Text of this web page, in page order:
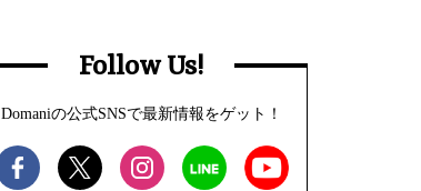
Follow Us!
Domaniの公式SNSで最新情報をゲット！